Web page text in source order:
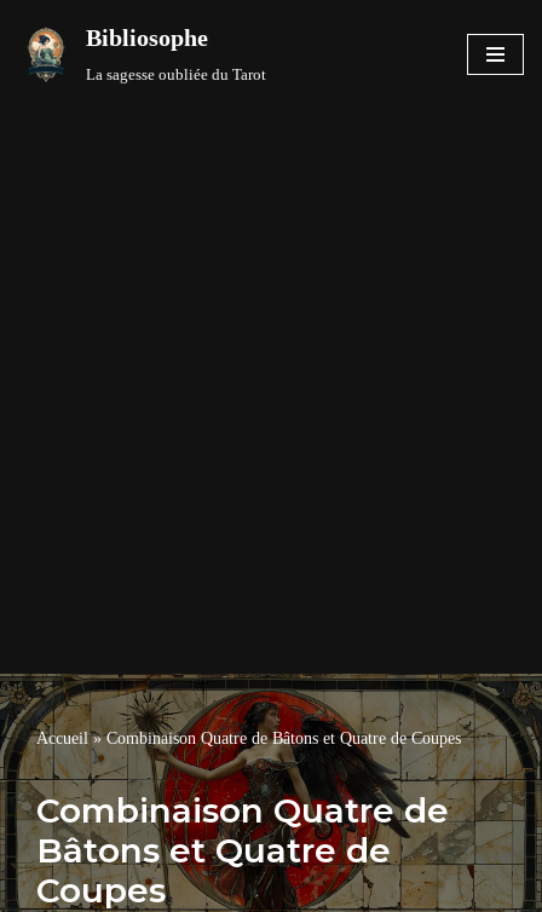
Aller
Bibliosophe
La sagesse oubliée du Tarot
Accueil»Combinaison Quatre de Bâtons et Quatre de Coupes
Combinaison Quatre de
Bâtons et Quatre de
Coupes